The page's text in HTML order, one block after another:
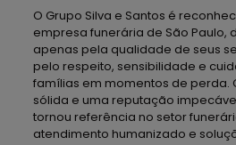
O Grupo Silva e Santos é
empresa funerária de São Paulo,
apenas pela qualidade de seus
pelo respeito, sensibilidade e
famílias em momentos de perda.
sólida e uma reputação
tornou referência no setor
atendimento humanizado e